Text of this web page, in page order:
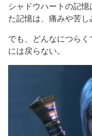
シャドウハートの記
た記憶は、痛みや苦し
でも、どんなにつら
には戻らない。